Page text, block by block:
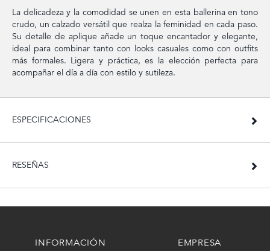
La delicadeza y la comodidad se unen en esta ballerina en tono
crudo, un calzado versátil que realza la feminidad en cada paso.
Su detalle de aplique añade un toque encantador y elegante,
ideal para combinar tanto con looks casuales como con outfits
más formales. Ligera y práctica, es la elección perfecta para
acompañar el día a día con estilo y sutileza.
ESPECIFICACIONES
RESEÑAS
INFORMACIÓN EMPRESA